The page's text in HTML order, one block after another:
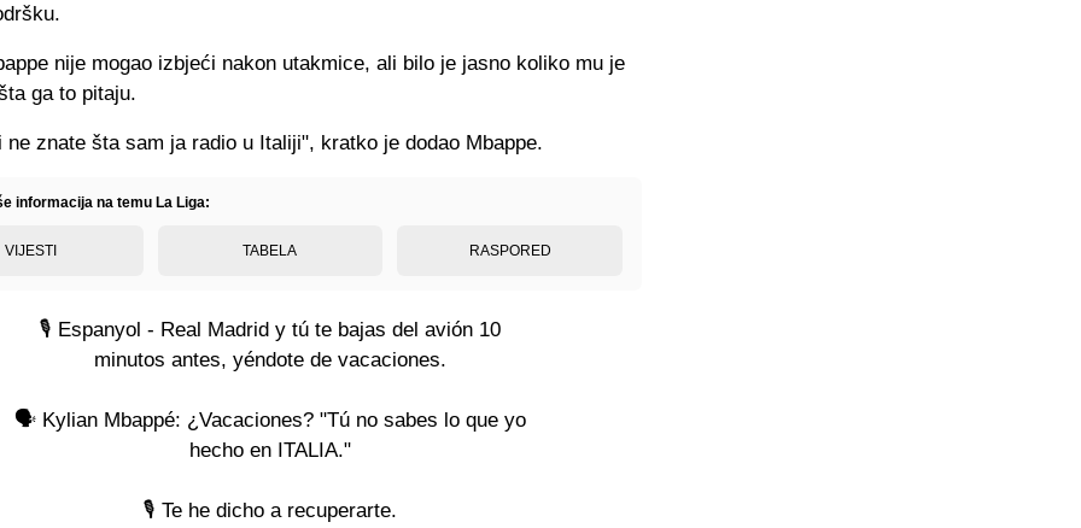
nije mogao izbjeći nakon utakmice, ali bilo je jasno koliko mu je
ga to pitaju.
ne znate šta sam ja radio u Italiji", kratko je dodao Mbappe.
informacija na temu La Liga:
VIJESTI TABELA RASPORED
🎙️ Espanyol - Real Madrid y tú te bajas del avión 10
minutos antes, yéndote de vacaciones.
🗣️ Kylian Mbappé: ¿Vacaciones? "Tú no sabes lo que yo
hecho en ITALIA."
🎙️ Te he dicho a recuperarte.